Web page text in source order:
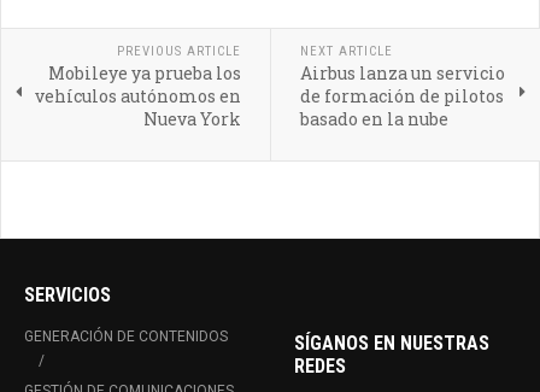
PREVIOUS ARTICLE
Mobileye ya prueba los
vehículos autónomos en
Nueva York
NEXT ARTICLE
Airbus lanza un servicio
de formación de pilotos
basado en la nube
SERVICIOS
GENERACIÓN DE CONTENIDOS
SÍGANOS EN NUESTRAS
REDES